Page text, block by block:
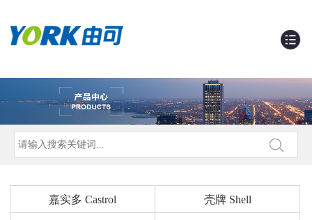
嘉实多 Castrol 壳牌 Shell